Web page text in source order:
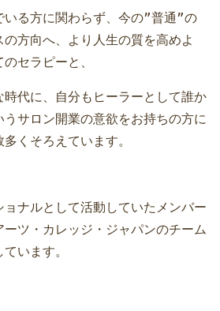
いる方に関わらず、今の”普通”の
方向へ、より人生の質を高めよ
セラピーと、
時代に、自分もヒーラーとして誰か
サロン開業の意欲をお持ちの方に
くそろえています。
ナルとして活動していたメンバー
ーツ・カレッジ・ジャパンのチーム
います。